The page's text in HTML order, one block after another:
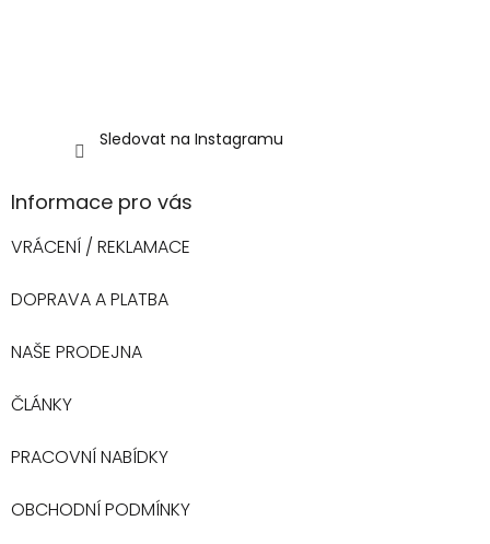
Sledovat na Instagramu
Informace pro vás
VRÁCENÍ / REKLAMACE
DOPRAVA A PLATBA
NAŠE PRODEJNA
ČLÁNKY
PRACOVNÍ NABÍDKY
OBCHODNÍ PODMÍNKY